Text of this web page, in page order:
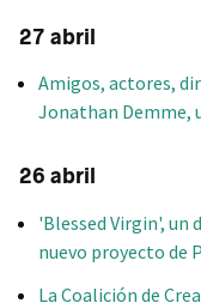
27 abril
Amigos, actores,
Jonathan Demme,
26 abril
'Blessed Virgin', un
nuevo proyecto de
La Coalición de